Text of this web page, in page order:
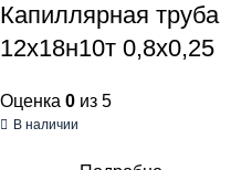
Капиллярная труба
12х18н10т 0,8х0,25
Оценка 0 из 5
В наличии